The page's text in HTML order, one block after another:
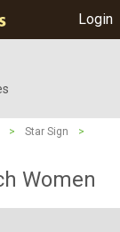
Login
> Star Sign
>
Women